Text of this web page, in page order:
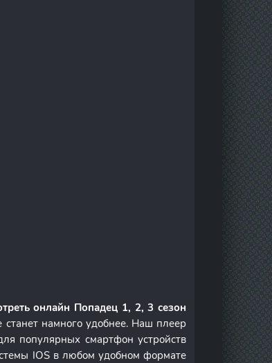
онлайн Попадец 1, 2, 3 сезон
намного удобнее. Наш плеер
популярных смартфон устройств
IOS в любом удобном формате